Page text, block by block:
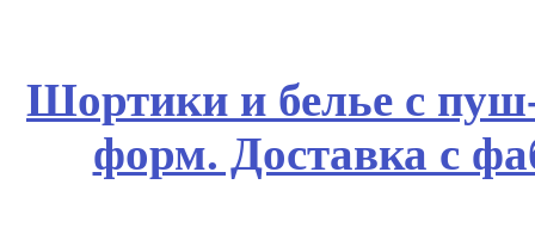
Шортики и белье с
форм. Доставка с